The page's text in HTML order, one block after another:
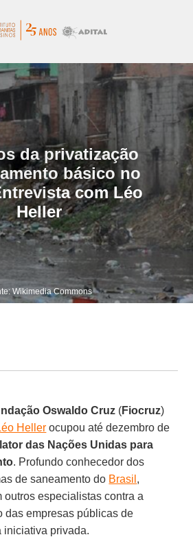
da privatização
básico no
com Léo
Heller
Wikimedia Commons
Oswaldo Cruz (Fiocruz)
Heller ocupou até dezembro de
das Nações Unidas para
. Profundo conhecedor dos
de saneamento do Brasil ,
outros especialistas contra a
das empresas públicas de
iniciativa privada.